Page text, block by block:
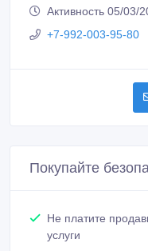
Активность 05/03/
+7-992-003-95-80
Покупайте
Не платите
услуги